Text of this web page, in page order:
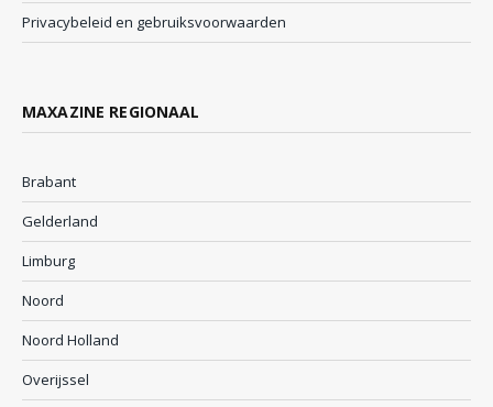
Privacybeleid en gebruiksvoorwaarden
MAXAZINE REGIONAAL
Brabant
Gelderland
Limburg
Noord
Noord Holland
Overijssel